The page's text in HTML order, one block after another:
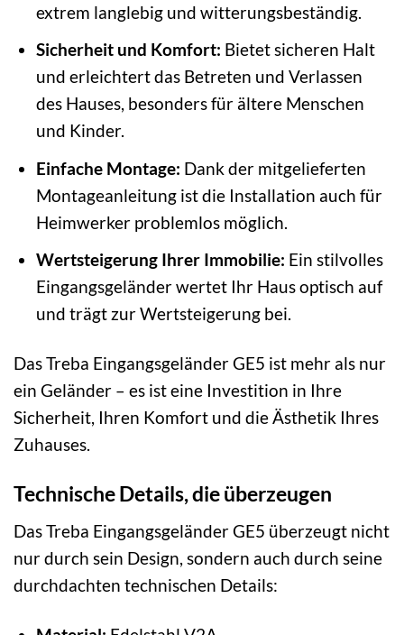
extrem langlebig und witterungsbeständig.
Sicherheit und Komfort: Bietet sicheren Halt
und erleichtert das Betreten und Verlassen
des Hauses, besonders für ältere Menschen
und Kinder.
Einfache Montage: Dank der mitgelieferten
Montageanleitung ist die Installation auch für
Heimwerker problemlos möglich.
Wertsteigerung Ihrer Immobilie: Ein stilvolles
Eingangsgeländer wertet Ihr Haus optisch auf
und trägt zur Wertsteigerung bei.
Das Treba Eingangsgeländer GE5 ist mehr als nur
ein Geländer – es ist eine Investition in Ihre
Sicherheit, Ihren Komfort und die Ästhetik Ihres
Zuhauses.
Technische Details, die überzeugen
Das Treba Eingangsgeländer GE5 überzeugt nicht
nur durch sein Design, sondern auch durch seine
durchdachten technischen Details: